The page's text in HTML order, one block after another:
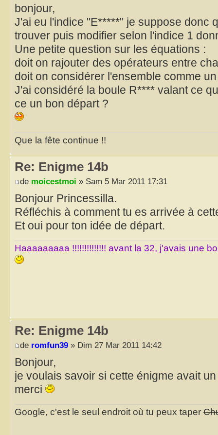
bonjour,
J'ai eu l'indice "E*****" je suppose donc
trouver puis modifier selon l'indice 1
Une petite question sur les équations :
doit on rajouter des opérateurs entre
doit on considérer l'ensemble comme
J'ai considéré la boule R**** valant ce
ce un bon départ ?
Que la fête continue !!
Re: Enigme 14b
de moicestmoi » Sam 5 Mar 2011 17:31
Bonjour Princessilla.
Réfléchis à comment tu es arrivée à
Et oui pour ton idée de départ.
Haaaaaaaaa !!!!!!!!!!!!!! avant la 32, j'avais une
Re: Enigme 14b
de romfun39 » Dim 27 Mar 2011 14:42
Bonjour,
je voulais savoir si cette énigme avait
merci
Google, c'est le seul endroit où tu peux taper